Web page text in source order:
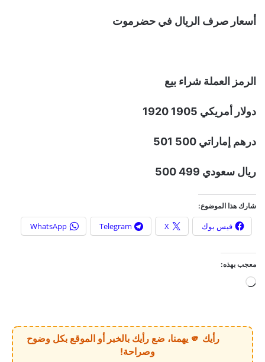
أسعار صرف الريال في حضرموت
الرمز العملة شراء بيع
دولار أمريكي 1905 1920
درهم إماراتي 500 501
ريال سعودي 499 500
شارك هذا الموضوع:
فيس بوك X
Telegram
WhatsApp
معجب بهذه:
ي
رأيك 🫵 يهمنا، ضع رأيك بالخبر أو الموقع بكل وضوح
وصراحة!